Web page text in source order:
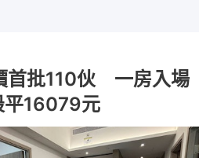
首批110伙 一房入場
16079元